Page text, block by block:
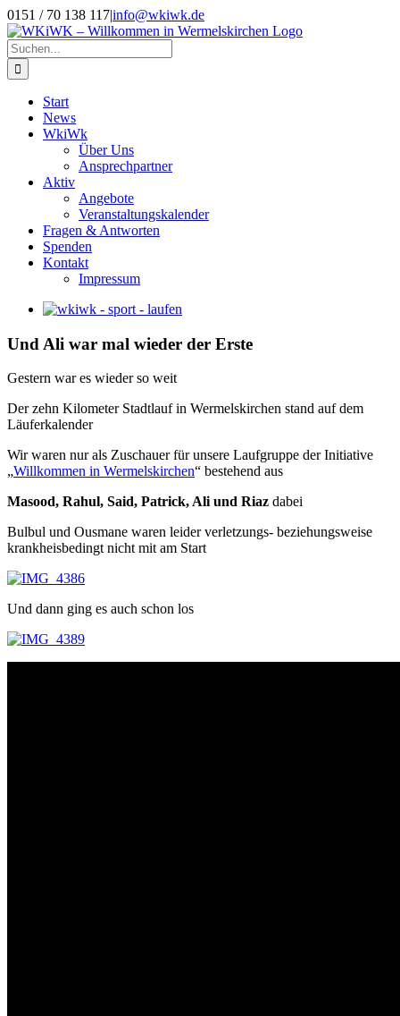
Zum
Inhalt
springen
0151 / 70 138 117|info@wkiwk.de
Suche
nach:
Start
News
WkiWk
Über Uns
Ansprechpartner
Aktiv
Angebote
Veranstaltungskalender
Fragen & Antworten
Spenden
Kontakt
Impressum
Zeige
Bild
Und Ali war mal wieder der Erste
Gestern war es wieder so weit
Der zehn Kilometer Stadtlauf in Wermelskirchen stand auf dem
Läuferkalender
Wir waren nur als Zuschauer für unsere Laufgruppe der Initiative
„Willkommen in Wermelskirchen“ bestehend aus
Masood, Rahul, Said, Patrick, Ali und Riaz dabei
Bulbul und Ousmane waren leider verletzungs- beziehungsweise
krankheisbedingt nicht mit am Start
Und dann ging es auch schon los